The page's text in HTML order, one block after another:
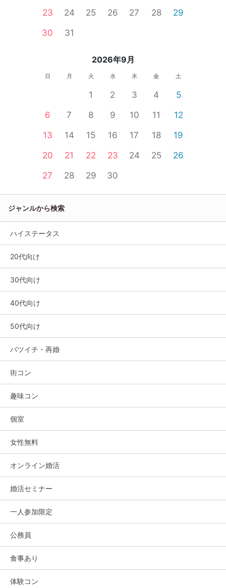
23
24 25 26 27 28
29
30
31
2026年9月
日 月 火 水 木 金 土
1 2 3 4
5
6
7 8 9 10 11
12
13
14 15 16 17 18
19
20
21 22 23 24 25
26
27
28 29 30
ジャンルから検索
ハイステータス
20代向け
30代向け
40代向け
50代向け
バツイチ・再婚
街コン
趣味コン
個室
女性無料
オンライン婚活
婚活セミナー
一人参加限定
公務員
食事あり
体験コン